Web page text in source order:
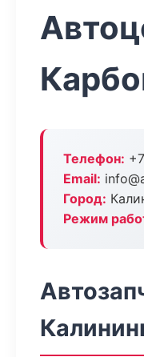
Телефон:
Email:
Город:
Режим